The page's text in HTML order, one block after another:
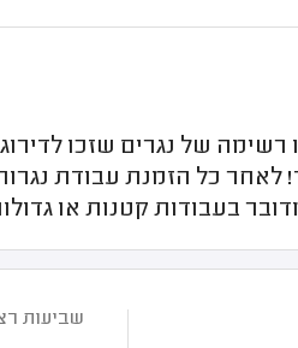
של נגרים שזכו
לאחר כל הזמנת עבודת
בעבודות קטנות או
שביעות